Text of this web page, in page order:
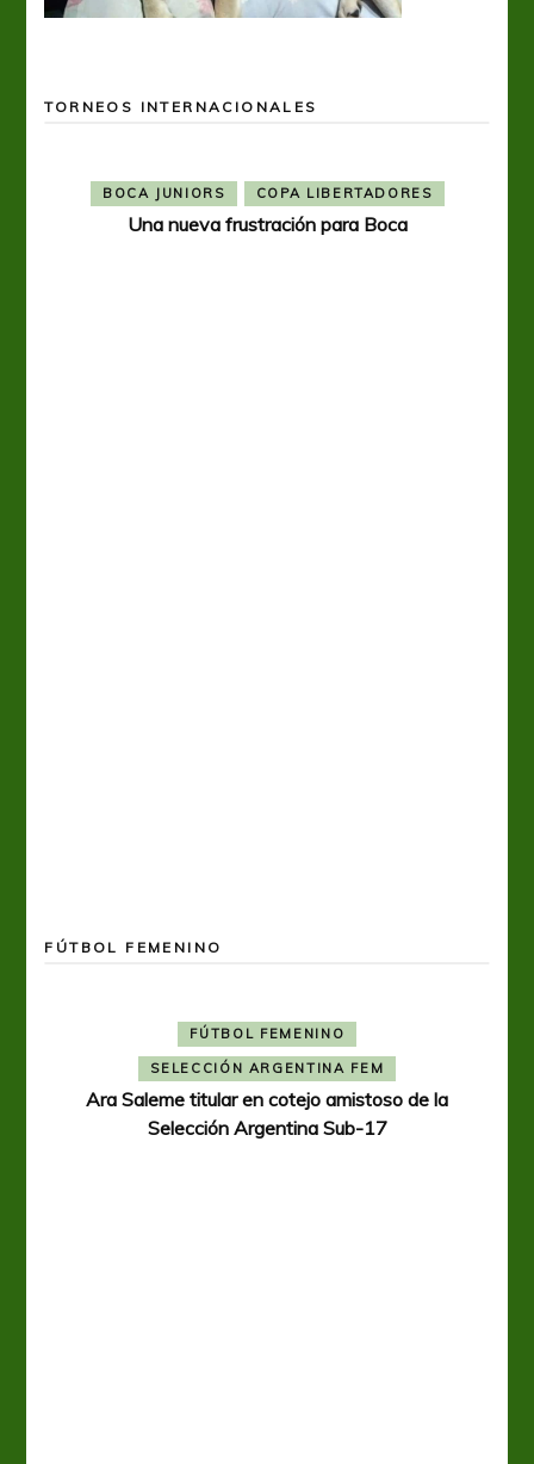
TORNEOS INTERNACIONALES
BOCA JUNIORS COPA LIBERTADORES
Una nueva frustración para Boca
FÚTBOL FEMENINO
FÚTBOL FEMENINO
SELECCIÓN ARGENTINA FEM
Ara Saleme titular en cotejo amistoso de la
Selección Argentina Sub-17